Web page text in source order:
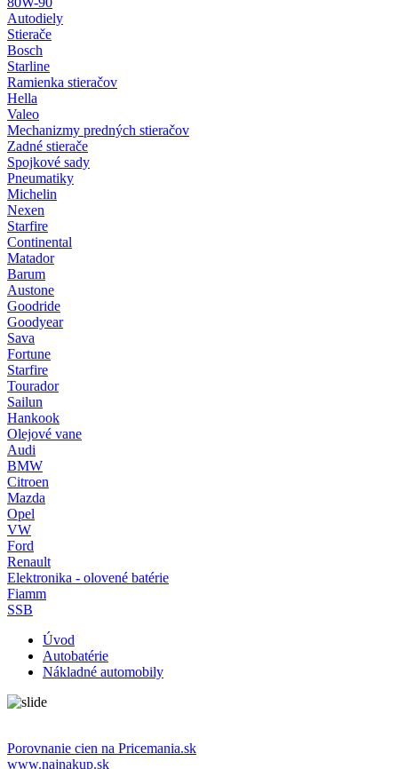
Autodiely
Stierače
Bosch
Starline
Ramienka stieračov
Hella
Valeo
Mechanizmy predných stieračov
Zadné stierače
Spojkové sady
Pneumatiky
Michelin
Nexen
Starfire
Continental
Matador
Barum
Austone
Goodride
Goodyear
Sava
Fortune
Starfire
Tourador
Sailun
Hankook
Olejové vane
Audi
BMW
Citroen
Mazda
Opel
VW
Ford
Renault
Elektronika - olovené batérie
Fiamm
SSB
Úvod
Autobatérie
Nákladné automobily
Porovnanie cien na Pricemania.sk
www.najnakup.sk